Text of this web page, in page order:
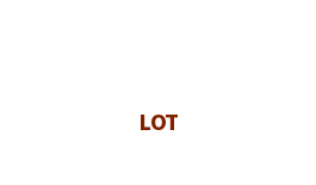
LOT